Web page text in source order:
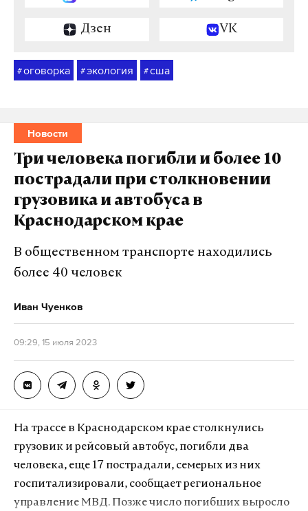
Дзен VK
#оговорка #экология #сша
Новости
Три человека погибли и более 10
пострадали при столкновении
грузовика и автобуса в
Краснодарском крае
В общественном транспорте находились
более 40 человек
Иван Чуенков
09:29, 15 июля 2023
На трассе в Краснодарском крае столкнулись
грузовик и рейсовый автобус, погибли два
человека, еще 17 пострадали, семерых из них
госпитализировали, сообщает региональное
управление МВД. Позже число погибших выросло